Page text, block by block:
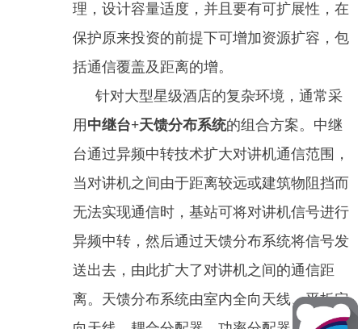
理，设计容量适度，并且要有可扩展性，在
保护原来投资的前提下可增加资源扩容，包
括通信覆盖及距离的增。
针对大型星级酒店的复杂环境，通常采
用 中继台+天馈分布系统的组合方案。中继
台通过异频中转技术扩大对讲机通信范围，
当对讲机之间由于距离较远或建筑物阻挡而
无法实现通信时，基站可将对讲机信号进行
异频中转，然后通过天馈分布系统将信号发
送出去，由此扩大了对讲机之间的通信距
离。天馈分布系统由室内全向天线、平板定